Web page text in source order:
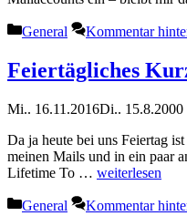
Kategorien
General Kommentar
Feiertägliches
Mi.. 16.11.2016Di.. 15.8.2000
Da ja heute bei uns Feiertag
meinen Mails und in ein paar
Lifetime To … weiterlesen
Kategorien
General Kommentar